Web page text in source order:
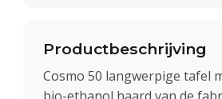
Productbeschrijving
Cosmo 50 langwerpige tafel
bio-ethanol haard van de